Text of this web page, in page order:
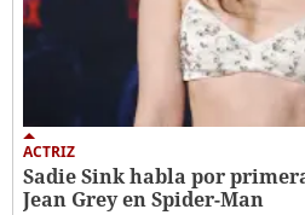
ACTRIZ
Sadie Sink habla por
Jean Grey en Spider-Man